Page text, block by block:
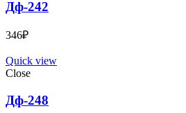
Дф-242
346₽
Quick view
Close
Дф-248